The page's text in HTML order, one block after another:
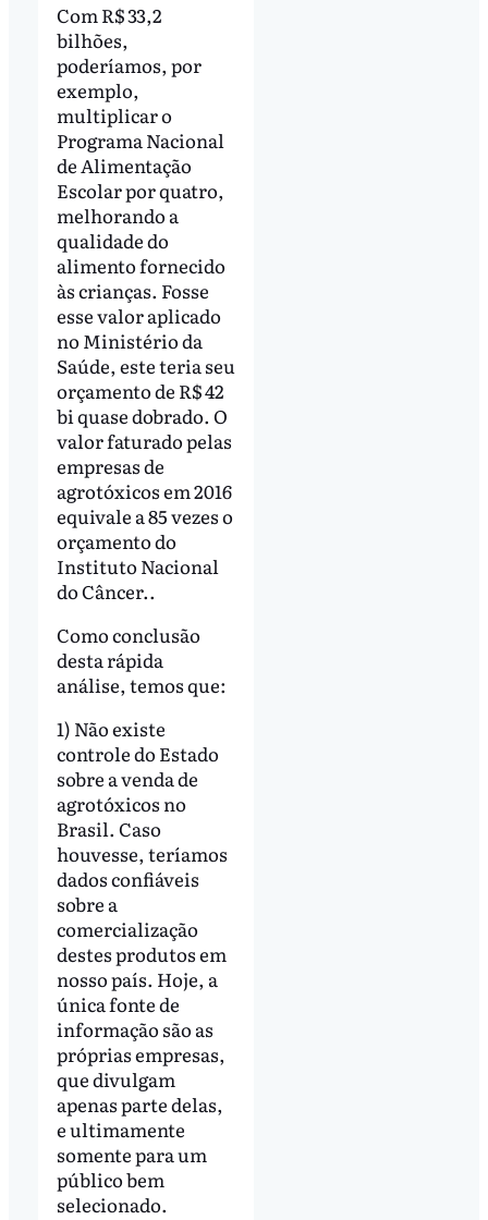
Com R$ 33,2
bilhões,
poderíamos, por
exemplo,
multiplicar o
Programa Nacional
de Alimentação
Escolar por quatro,
melhorando a
qualidade do
alimento fornecido
às crianças. Fosse
esse valor aplicado
no Ministério da
Saúde, este teria seu
orçamento de R$ 42
bi quase dobrado. O
valor faturado pelas
empresas de
agrotóxicos em 2016
equivale a 85 vezes o
orçamento do
Instituto Nacional
do Câncer..
Como conclusão
desta rápida
análise, temos que:
1) Não existe
controle do Estado
sobre a venda de
agrotóxicos no
Brasil. Caso
houvesse, teríamos
dados confiáveis
sobre a
comercialização
destes produtos em
nosso país. Hoje, a
única fonte de
informação são as
próprias empresas,
que divulgam
apenas parte delas,
e ultimamente
somente para um
público bem
selecionado.